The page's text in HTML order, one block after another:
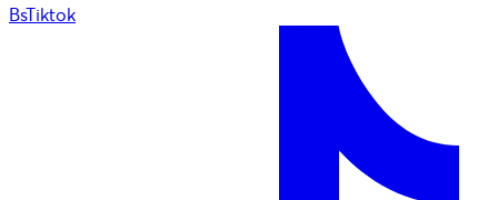
BsTiktok